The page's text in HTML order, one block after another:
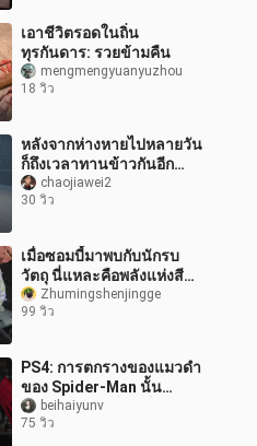
เอาชีวิตรอดในถิ่น
ทุรกันดาร: รวยข้ามคืน
mengmengyuanyuzhou
18 วิว
หลังจากห่างหายไปหลายวัน
ก็ถึงเวลาทานข้าวกันอีก
แล้ว! โปรแกรมจำลองการ
ชันสูตรศพ
chaojiawei2
30 วิว
เมื่อซอมบี้มาพบกับนักรบ
วัตถุ นี่แหละคือพลังแห่งสี
แดง!Zhumingshenjingge
99 วิว
PS4: การตกรางของแมวดำ
ของ Spider-Man นั้น
อธิบายไม่ได้ เด็ก ๆ ก็ไม่
สามารถทนต่อสิ่งล่อใจได้
beihaiyunv
75 วิว